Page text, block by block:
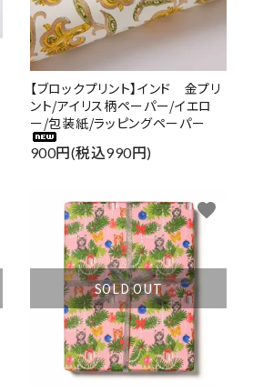
【ブロックプリント】インド 金プリ
ント/アイリス柄ペーパー/イエロ
ー/包装紙/ラッピングペーパー
900円(税込990円)
SOLD OUT
favorite